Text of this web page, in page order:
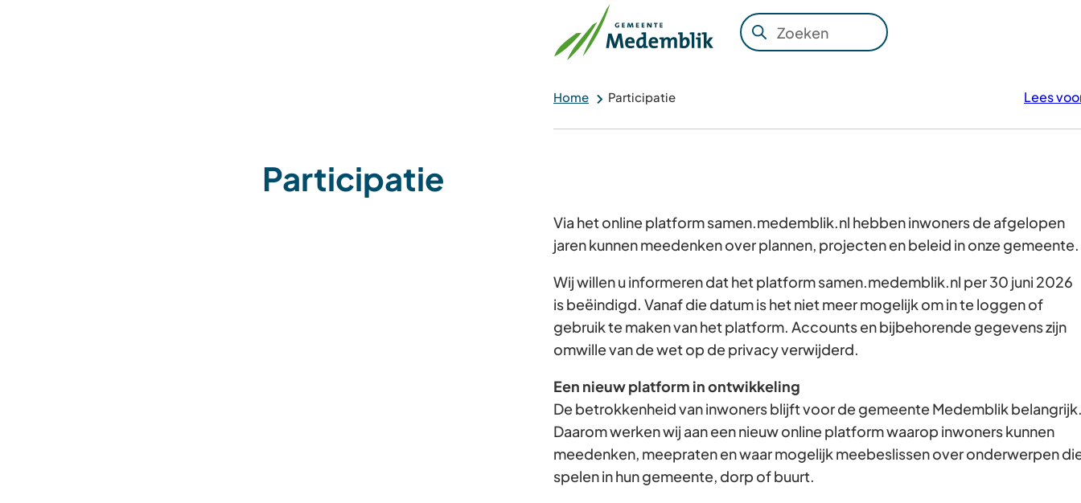
Zoeken
Wanneer
kun
door
pijl
en
omlaag
te
gebruiken.
Gebruik
enter-
een
Home Participatie Lees
Participatie
Via het online platform samen.medemblik.nl hebben inwoners de afgelopen
jaren kunnen meedenken over plannen, projecten en beleid in onze gemeente.
Wij willen u informeren dat het platform samen.medemblik.nl per 30 juni 2026
is beëindigd. Vanaf die datum is het niet meer mogelijk om in te loggen of
gebruik te maken van het platform. Accounts en bijbehorende gegevens zijn
omwille van de wet op de privacy verwijderd.
Een nieuw platform in ontwikkeling
De betrokkenheid van inwoners blijft voor de gemeente Medemblik
Daarom werken wij aan een nieuw online platform waarop inwoners kunnen
meedenken, meepraten en waar mogelijk meebeslissen over onderwerpen
spelen in hun gemeente, dorp of buurt.